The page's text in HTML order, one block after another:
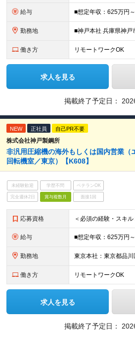
給与
勤務地
働き方 リモートワークOK
求人を見る
掲載終了予定日：
NEW 正社員 自己PR不要
株式会社神戸製鋼所
非汎用圧縮機の海外もしくは国内営業（
回転機室／東京）【K608】
未経験歓迎 学歴不問 ベテランOK
完全週休2日 賞与複数月 面接1回
応募資格
給与
勤務地
働き方 リモートワークOK
求人を見る
掲載終了予定日：